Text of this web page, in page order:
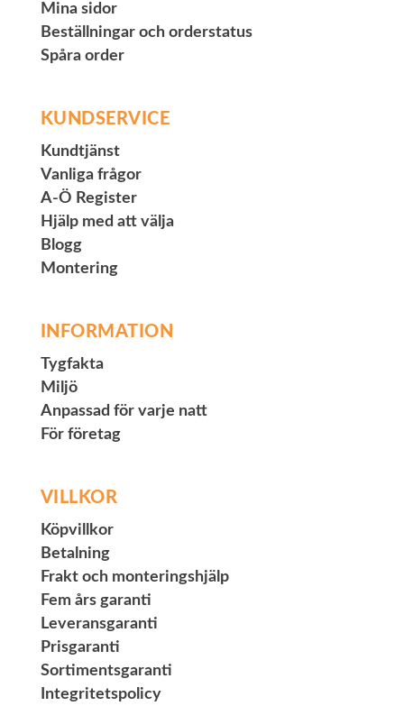
Mina sidor
Beställningar och orderstatus
Spåra order
KUNDSERVICE
Kundtjänst
Vanliga frågor
A-Ö Register
Hjälp med att välja
Blogg
Montering
INFORMATION
Tygfakta
Miljö
Anpassad för varje natt
För företag
VILLKOR
Köpvillkor
Betalning
Frakt och monteringshjälp
Fem års garanti
Leveransgaranti
Prisgaranti
Sortimentsgaranti
Integritetspolicy